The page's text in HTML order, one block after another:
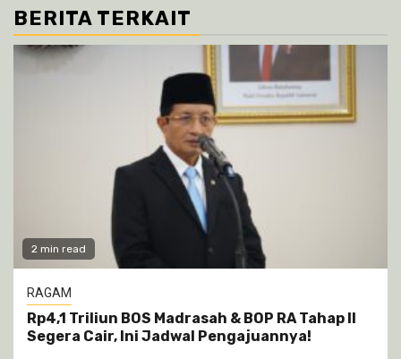
BERITA TERKAIT
2 min read
RAGAM
Rp4,1 Triliun BOS Madrasah & BOP RA Tahap II
Segera Cair, Ini Jadwal Pengajuannya!